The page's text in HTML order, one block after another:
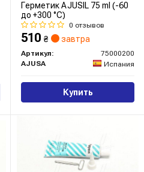
Герметик AJUSIL 75 ml (-60
до +300 °С)
0 отзывов
510 ₴ завтра
Артикул:
75000200
AJUSA
Испания
Купить